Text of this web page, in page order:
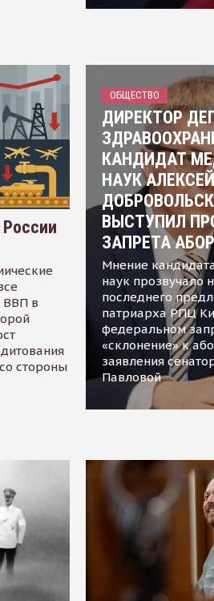
ВВП в
стороны
ОБЩЕСТВО
ДИРЕКТОР
КАНДИДАТ
НАУК АЛЕКСЕЙ
ВЫСТУПИЛ
ЗАПРЕТА
Мнение
наук прозвучало
последнего
патриарха РПЦ
федеральном
«склонение» к
заявления
Павловой